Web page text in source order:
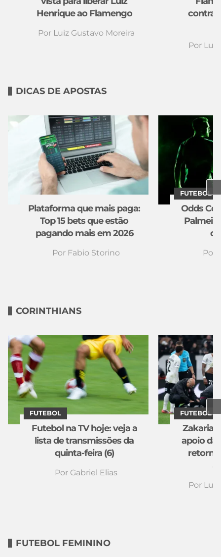
Henrique ao Flamengo
Por Luiz Gustavo Moreira
Por
DICAS DE APOSTAS
Plataforma que mais paga:
Top 15 bets que estão
pagando mais em 2026
Por Fabio Storino
Odds
Por
FUTEBOL
CORINTHIANS
Futebol na TV hoje: veja a
lista de transmissões da
quinta-feira (6)
Por Gabriel Elias
FUTEBOL
Zakaria
apoio da
retorno
Por
FUTEBOL
FUTEBOL FEMININO